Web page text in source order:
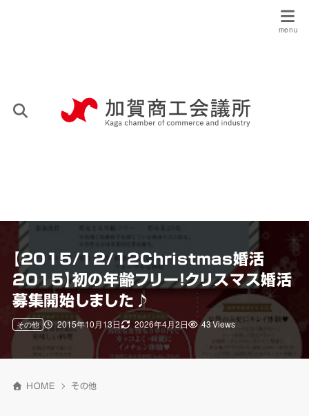
【2015/12/12Christmas婚活
2015】初の年齢フリー！クリスマス婚活
募集開始しました♪
2015年10月13日 2026年4月2日
その他 43 Views
HOME その他